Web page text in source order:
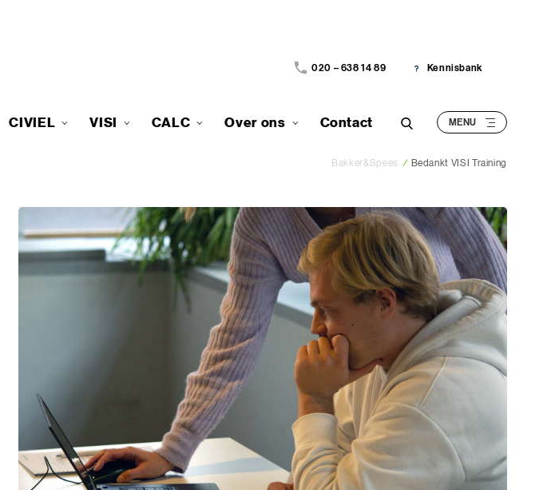
020 – 638 14 89 Kennisbank
CIVIEL VISI CALC Over ons Contact
Bakker&Spees / Bedankt VISI Training